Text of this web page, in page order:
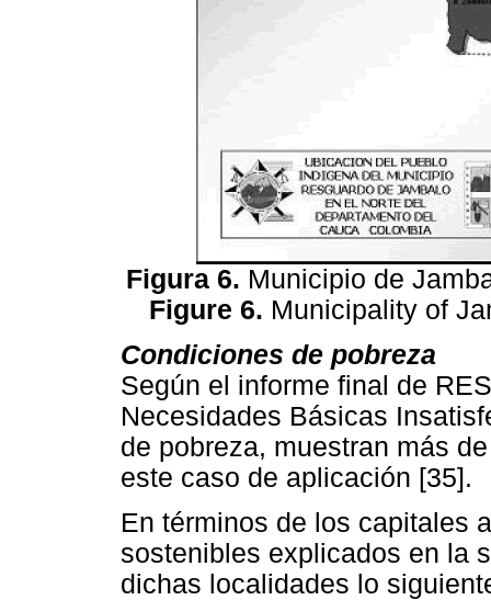
Figura 6. Municipio de
Figure 6. Municipality of
Condiciones de pobreza
Según el informe final de
Necesidades Básicas
de pobreza, muestran más
este caso de aplicación [35].
En términos de los capitales
sostenibles explicados en la
dichas localidades lo